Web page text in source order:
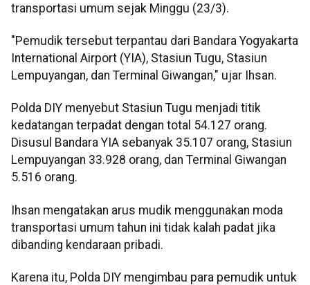
transportasi umum sejak Minggu (23/3).
"Pemudik tersebut terpantau dari Bandara Yogyakarta
International Airport (YIA), Stasiun Tugu, Stasiun
Lempuyangan, dan Terminal Giwangan," ujar Ihsan.
Polda DIY menyebut Stasiun Tugu menjadi titik
kedatangan terpadat dengan total 54.127 orang.
Disusul Bandara YIA sebanyak 35.107 orang, Stasiun
Lempuyangan 33.928 orang, dan Terminal Giwangan
5.516 orang.
Ihsan mengatakan arus mudik menggunakan moda
transportasi umum tahun ini tidak kalah padat jika
dibanding kendaraan pribadi.
Karena itu, Polda DIY mengimbau para pemudik untuk